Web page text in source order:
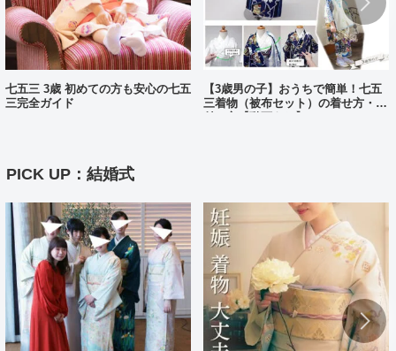
七五三 3歳 初めての方も安心の七五
三完全ガイド
【3歳男の子】おうちで簡単！七五
三着物（被布セット）の着せ方・着
PICK UP：結婚式